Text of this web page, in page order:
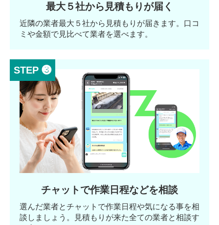
最大５社から見積もりが届く
近隣の業者最大５社から見積もりが届きます。口コ
ミや金額で見比べて業者を選べます。
STEP ❸
チャットで作業日程などを相談
選んだ業者とチャットで作業日程や気になる事を相
談しましょう。見積もりが来た全ての業者と相談す